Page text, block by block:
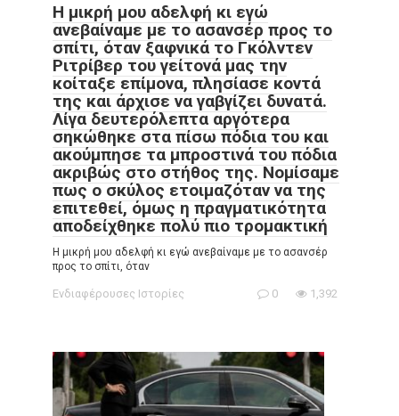
Η μικρή μου αδελφή κι εγώ
ανεβαίναμε με το ασανσέρ προς το
σπίτι, όταν ξαφνικά το Γκόλντεν
Ριτρίβερ του γείτονά μας την
κοίταξε επίμονα, πλησίασε κοντά
της και άρχισε να γαβγίζει δυνατά.
Λίγα δευτερόλεπτα αργότερα
σηκώθηκε στα πίσω πόδια του και
ακούμπησε τα μπροστινά του πόδια
ακριβώς στο στήθος της. Νομίσαμε
πως ο σκύλος ετοιμαζόταν να της
επιτεθεί, όμως η πραγματικότητα
αποδείχθηκε πολύ πιο τρομακτική
Η μικρή μου αδελφή κι εγώ ανεβαίναμε με το ασανσέρ
προς το σπίτι, όταν
Ενδιαφέρουσες Ιστορίες 0 1,392